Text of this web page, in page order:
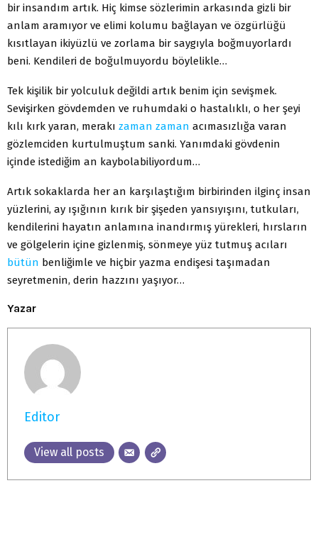
bir insandım artık. Hiç kimse sözlerimin arkasında gizli bir
anlam aramıyor ve elimi kolumu bağlayan ve özgürlüğü
kısıtlayan ikiyüzlü ve zorlama bir saygıyla boğmuyorlardı
beni. Kendileri de boğulmuyordu böylelikle…
Tek kişilik bir yolculuk değildi artık benim için sevişmek.
Sevişirken gövdemden ve ruhumdaki o hastalıklı, o her şeyi
kılı kırk yaran, merakı zaman zaman acımasızlığa varan
gözlemciden kurtulmuştum sanki. Yanımdaki gövdenin
içinde istediğim an kaybolabiliyordum…
Artık sokaklarda her an karşılaştığım birbirinden ilginç insan
yüzlerini, ay ışığının kırık bir şişeden yansıyışını, tutkuları,
kendilerini hayatın anlamına inandırmış yürekleri, hırsların
ve gölgelerin içine gizlenmiş, sönmeye yüz tutmuş acıları
bütün benliğimle ve hiçbir yazma endişesi taşımadan
seyretmenin, derin hazzını yaşıyor…
Yazar
Editor
View all posts